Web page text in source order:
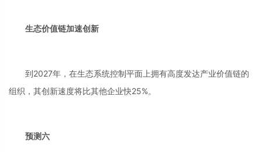
生态价值链加速创新
到2027年，在生态系统控制平面上拥有高度发达产业价值链的
组织，其创新速度将比其他企业快25%。
预测六